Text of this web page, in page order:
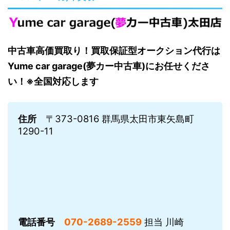
中古車高価買取り！買取保証型オークション代行は
Yume car garage(夢カー中古車)にお任せくださ
い！※全国対応します
住所 〒373-0816 群馬県太田市東矢島町
1290-11
電話番号 070-2689-2559 担当 川崎